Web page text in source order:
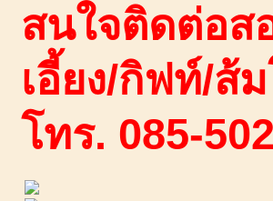
สนใจติดต่อส
เอี้ยง/กิฟท์/ส้
โทร. 085-